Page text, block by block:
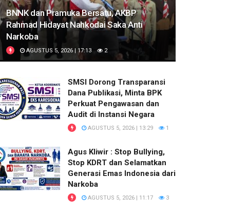
BNNK dan Pramuka Bersatu, AKBP
Rahmad Hidayat Nahkodai Saka Anti
Narkoba
AGUSTUS 5, 2026 | 17:13 2
SMSI Dorong Transparansi
Dana Publikasi, Minta BPK
Perkuat Pengawasan dan
Audit di Instansi Negara
AGUSTUS 5, 2026 | 13:29 1
Agus Kliwir : Stop Bullying,
Stop KDRT dan Selamatkan
Generasi Emas Indonesia dari
Narkoba
AGUSTUS 5, 2026 | 11:17 3